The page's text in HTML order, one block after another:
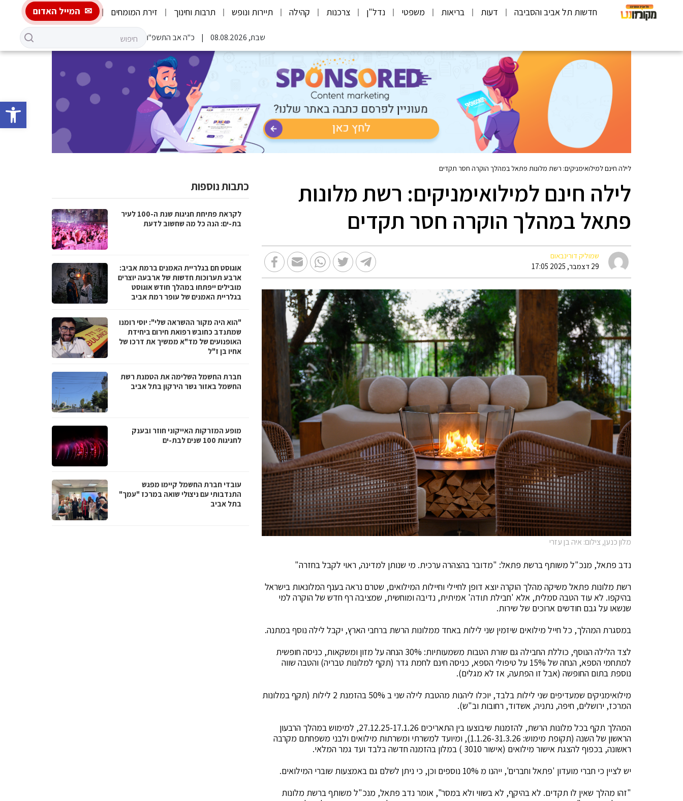
פתח
חדשות תל אביב והסביבה דעות בריאות משפטי נדל"ן צרכנות קהילה תיירות ונופש תרבות וחינוך זירת המומחים המייל האדום
שבת, 08.08.2026 כ"ה אב התשפ"ו
לילה חינם למילואימניקים: רשת מלונות פתאל במהלך הוקרה חסר תקדים
לילה חינם למילואימניקים: רשת מלונות
פתאל במהלך הוקרה חסר תקדים
שמוליק דורינבאום
29 דצמבר, 2025 17:05
מלון כנען, צילום: איה בן עזרי
נדב פתאל, מנכ"ל משותף ברשת פתאל: "מדובר בהצהרה ערכית. מי שנותן למדינה, ראוי לקבל בחזרה"
רשת מלונות פתאל משיקה מהלך הוקרה יוצא דופן לחיילי וחיילות המילואים, שטרם נראה בענף המלונאות בישראל
בהיקפו. לא עוד הטבה סמלית, אלא 'חבילת תודה' אמיתית, נדיבה ומוחשית, שמציבה רף חדש של הוקרה למי
שנשאו על גבם חודשים ארוכים של שירות.
במסגרת המהלך, כל חייל מילואים שיזמין שני לילות באחד ממלונות הרשת ברחבי הארץ, יקבל לילה נוסף במתנה.
לצד הלילה הנוסף, כוללת החבילה גם שורת הטבות משמעותיות: 30% הנחה על מזון ומשקאות, כניסה חופשית
למתחמי הספא, הנחה של 15% על טיפולי הספא, כניסה חינם לחמת גדר (תקף למלונות טבריה) והטבה שווה
נוספת בתום החופשה (אבל זו הפתעה, אז לא מגלים).
מילואימניקים שמעדיפים שני לילות בלבד, יוכלו ליהנות מהטבת לילה שני ב 50% בהזמנת 2 לילות (תקף במלונות
המרכז, ירושלים, חיפה, נתניה, אשדוד, רחובות וב"ש).
המהלך תקף בכל מלונות הרשת, להזמנות שיבוצעו בין התאריכים 27.12.25-17.1.26, למימוש במהלך הרבעון
הראשון של השנה (תקופת מימוש: 1.1.26-31.3.26), ומיועד למשרתי ומשרתות מילואים ולבני משפחתם מקרבה
ראשונה, בכפוף להצגת אישור מילואים (אישור 3010 ) במלון בהזמנה חדשה בלבד ועד גמר המלאי.
יש לציין כי חברי מועדון 'פתאל וחברים', ייהנו מ 10% נוספים וכן, כי ניתן לשלם גם באמצעות שוברי המילואים.
"זהו מהלך שאין לו תקדים. לא בהיקף, לא בשווי ולא במסר", אומר נדב פתאל, מנכ"ל משותף ברשת מלונות
כתבות נוספות
לקראת פתיחת חגיגות שנת ה-100 לעיר
בת-ים: הנה כל מה שחשוב לדעת
אוגוסט חם בגלריית האמנים ברמת אביב:
ארבע תערוכות חדשות של ארבעה יוצרים
מובילים ייפתחו במהלך חודש אוגוסט
בגלריית האמנים של עופר רמת אביב
"הוא היה מקור ההשראה שלי": יוסי רומנו
שמתנדב כחובש רפואת חירום ביחידת
האופנועים של מד"א ממשיך את דרכו של
אחיו בן ז"ל
חברת החשמל השלימה את הטמנת רשת
החשמל באזור גשר הירקון בתל אביב
מופע המזרקות האייקוני חוזר ובענק
לחגיגות 100 שנים לבת-ים
עובדי חברת החשמל קיימו מפגש
התנדבותי עם ניצולי שואה במרכז "עמך"
בתל אביב